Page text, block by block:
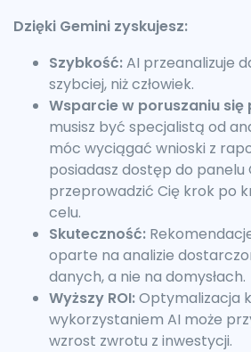
Dzięki Gemini zyskujesz:
Szybkość:AI przeanalizuje
szybciej, niż człowiek.
Wsparcie w poruszaniu się
musisz być specjalistą od
móc wyciągać wnioski z
posiadasz dostęp do panelu
przeprowadzić Cię krok po
celu.
Skuteczność:
oparte na analizie
danych, a nie na domysłach.
Wyższy ROI:Optymalizacja
wykorzystaniem AI może
wzrost zwrotu z inwestycji.